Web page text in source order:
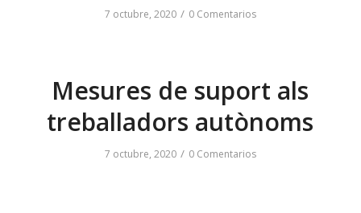
7 octubre, 2020 / 0 Comentarios
Mesures de suport als
treballadors autònoms
7 octubre, 2020 / 0 Comentarios